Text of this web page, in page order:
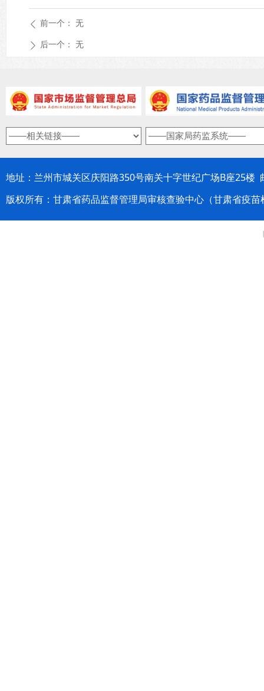
ꄴ 前一个： 无
ꄲ 后一个： 无
地址：兰州市城关区庆阳路350号南关十字世纪广场B座25
版权所有：甘肃省药品监督管理局审核查验中心（甘肃省疫